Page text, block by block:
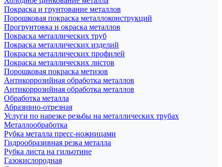
Покраска и грунтование металлов
Порошковая покраска металлоконструкций
Прогрунтовка и окраска металлов
Покраска металлических труб
Покраска металлических изделий
Покраска металлических профилей
Покраска металлических листов
Порошковая покраска метизов
Антикоррозийная обработка металлов
Антикоррозийная обработка металлов
Обработка металла
Абразивно-отрезная
Услуги по нарезке резьбы на металлических трубах
Металлообработка
Рубка металла пресс-ножницами
Гидрообразивная резка металла
Рубка листа на гильотине
Газокислородная